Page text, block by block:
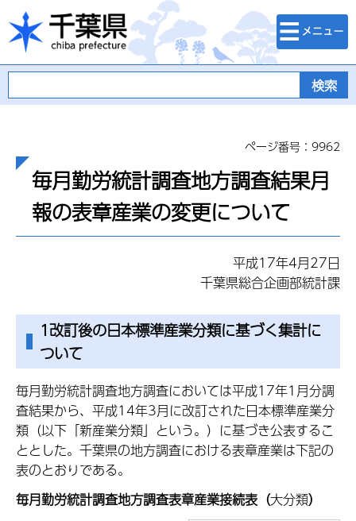
千葉県
検索・メニュ
ー
ページ番号：9962
毎月勤労統計調査地方調査結果月
報の表章産業の変更について
平成17年4月27日
千葉県総合企画部統計課
1改訂後の日本標準産業分類に基づく集計に
ついて
毎月勤労統計調査地方調査においては平成17年1月分調
査結果から、平成14年3月に改訂された日本標準産業分
類（以下「新産業分類」という。）に基づき公表するこ
ととした。千葉県の地方調査における表章産業は下記の
表のとおりである。
毎月勤労統計調査地方調査表章産業接続表（大分類）